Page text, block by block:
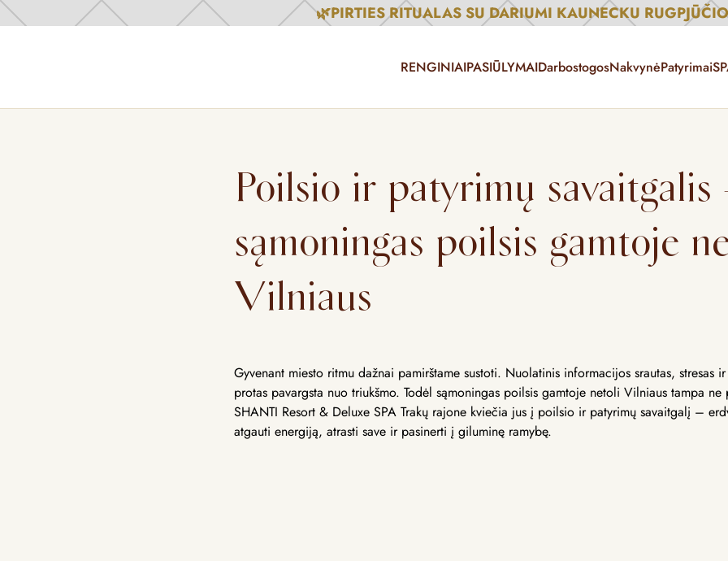
🌿PIRTIES RITUALAS SU DARIUMI KAUNECKU
RENGINIAIPASIŪLYMAIDarbostogosNakvynėPatyrimai
Poilsio ir patyrimų savaitgalis
sąmoningas poilsis gamtoje
Vilniaus
Gyvenant miesto ritmu dažnai pamirštame sustoti. Nuolatinis informacijos srautas, stresas
protas pavargsta nuo triukšmo. Todėl sąmoningas poilsis gamtoje netoli Vilniaus tampa
SHANTI Resort & Deluxe SPA Trakų rajone kviečia jus į poilsio ir patyrimų savaitgalį –
atgauti energiją, atrasti save ir pasinerti į giluminę ramybę.